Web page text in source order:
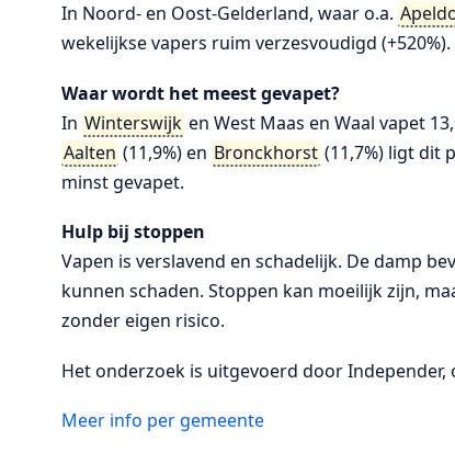
In Noord- en Oost-Gelderland, waar o.a.
wekelijkse vapers ruim verzesvoudigd
Waar wordt het meest gevapet?
In Winterswijk en West Maas en Waal vapet
Aalten (11,9%) en Bronckhorst (11,7%) ligt dit
minst gevapet.
Hulp bij stoppen
Vapen is verslavend en schadelijk. De damp
kunnen schaden. Stoppen kan moeilijk zijn,
zonder eigen risico.
Het onderzoek is uitgevoerd door Independer,
Meer info per gemeente